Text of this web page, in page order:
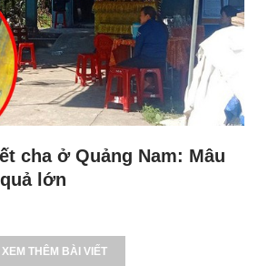
cha ở Quảng Nam: Mâu
lớn
XEM THÊM BÀI VIẾT